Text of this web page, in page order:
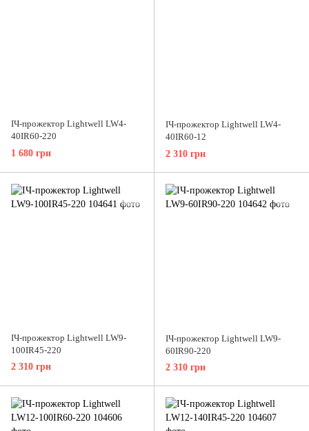
ІЧ-прожектор Lightwell LW4-
40IR60-220
1 680 грн
ІЧ-прожектор Lightwell LW4-
40IR60-12
2 310 грн
ІЧ-прожектор Lightwell LW9-
100IR45-220
2 310 грн
ІЧ-прожектор Lightwell LW9-
60IR90-220
2 310 грн